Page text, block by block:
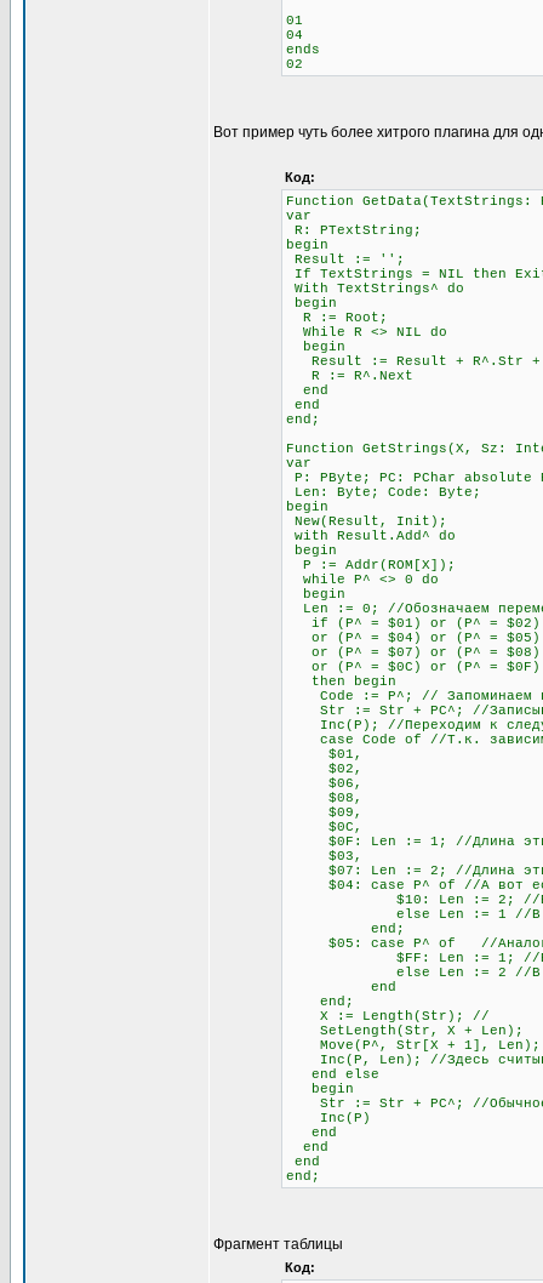
01
04
ends
02
Вот пример чуть более хитрого плагина для
Код:
Function
var
R: PTextString;
begin
Result := '';
If TextStrings = NIL then
With TextStrings^ do
begin
R := Root;
While R <> NIL do
begin
Result := Result + R^.Str +
R := R^.Next
end
end
end;
Function GetStrings(X, Sz:
var
P: PByte; PC: PChar absolute
Len: Byte; Code: Byte;
begin
New(Result, Init);
with Result.Add^ do
begin
P := Addr(ROM[X]);
while P^ <> 0 do
begin
Len := 0; //Обозначаем
if (P^ = $01) or (P^ = $02) or
or (P^ = $04) or (P^ = $05) or
or (P^ = $07) or (P^ = $08)
or (P^ = $0C) or (P^ = $0F)
then begin
Code := P^; // Запоминаем
Str := Str + PC^; //
Inc(P); //Переходим к
case Code of //Т.к.
$01,
$02,
$06,
$08,
$09,
$0C,
$0F: Len := 1; //Длина этих
$03,
$07: Len := 2; //Длина этих
$04: case P^ of //А вот если
$10: Len := 2; //Если
else Len := 1 //В любом
end;
$05: case P^ of //
$FF: Len := 1; //Если
else Len := 2 //В любом
end
end;
X := Length(Str); //
SetLength(Str, X +
Move(P^, Str[X + 1],
Inc(P, Len); //Здесь
end else
begin
Str := Str + PC^; //Обычное
Inc(P)
end
end
end
end;
Фрагмент таблицы
Код: